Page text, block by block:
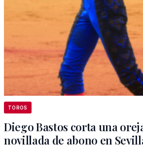
TOROS
Diego Bastos corta una
novillada de abono en